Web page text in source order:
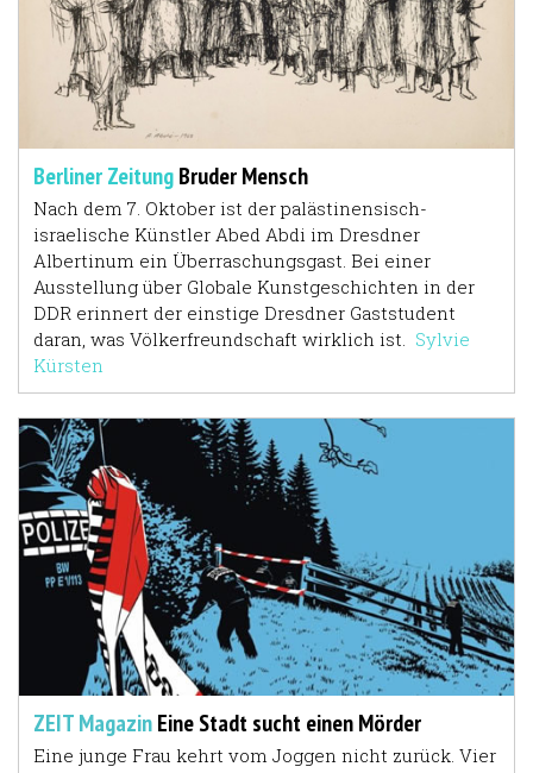
Berliner ZeitungBruder Mensch
Nach dem 7. Oktober ist der palästinensisch-
israelische Künstler Abed Abdi im Dresdner
Albertinum ein Überraschungsgast. Bei einer
Ausstellung über Globale Kunstgeschichten in der
DDR erinnert der einstige Dresdner Gaststudent
daran, was Völkerfreundschaft wirklich ist. Sylvie
Kürsten
ZEIT MagazinEine Stadt sucht einen Mörder
Eine junge Frau kehrt vom Joggen nicht zurück. Vier